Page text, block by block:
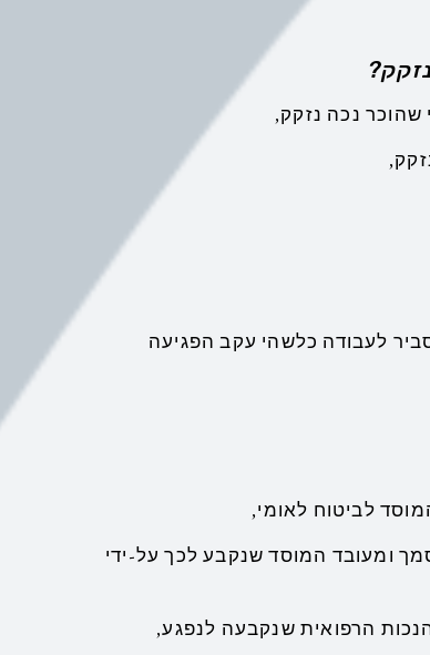
סביר לעבודה כלשהי עקב הפגיעה
לביטוח לאומי,
ומעובד המוסד שנקבע לכך על-ידי
הרפואית שנקבעה לנפגע,